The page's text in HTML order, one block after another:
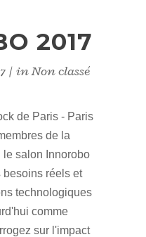
2017
inNon classé
de Paris - Paris
de la
le salon Innorobo
besoins réels et
technologiques
comme
sur l'impact